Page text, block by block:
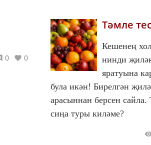
0 0
Тәмле
Кешенең
нинди
яратуына
була икән! Бирелгән
арасыннан берсен сайла.
сиңа туры киләме?